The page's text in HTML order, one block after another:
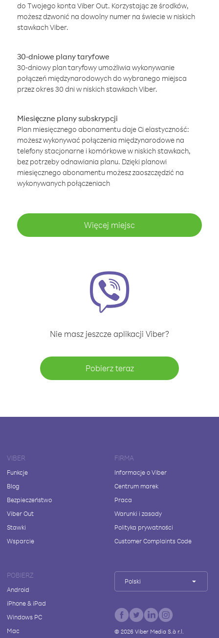
do Twojego konta Viber Out. Korzystając ze środków,
możesz dzwonić na dowolny numer na świecie w niskich
stawkach Viber.
30-dniowe plany taryfowe
30-dniowy plan taryfowy umożliwia wykonywanie
połączeń międzynarodowych do wybranego miejsca
przez okres 30 dni w niskich stawkach Viber.
Miesięczne plany subskrypcji
Plan miesięcznego abonamentu daje Ci elastyczność:
możesz wykonywać połączenia międzynarodowe na
telefony stacjonarne i komórkowe w niskich stawkach,
bez potrzeby odnawiania planu. Dzięki planowi
miesięcznego abonamentu możesz zaoszczędzić na
wykonywanych połączeniach
Więcej miejsc
Nie masz jeszcze aplikacji Viber?
Pobierz teraz
VIBER
Funkcje
Blog
Bezpieczeństwo
Viber Out
Stawki
Wsparcie
FIRMA
Informacje o Viber
Centrum marek
Praca
Warunki i zasady
Polityka prywatności
Customer Complaints Code
POBIERZ
Android
iPhone & iPad
Windows PC
Mac
Polski
© 2026Viber Media S.à r.l.